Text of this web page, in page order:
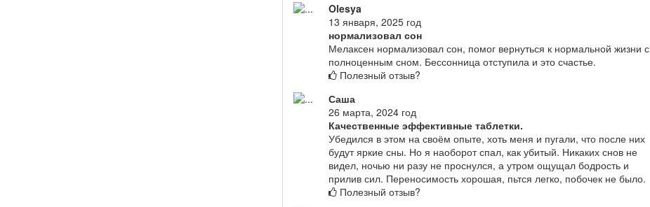
Olesya
13 января, 2025 год
нормализовал сон
Мелаксен нормализовал сон, помог вернуться к нормальной жизни с
полноценным сном. Бессонница отступила и это счастье.
Полезный отзыв?
Саша
26 марта, 2024 год
Качественные эффективные таблетки.
Убедился в этом на своём опыте, хоть меня и пугали, что после них
будут яркие сны. Но я наоборот спал, как убитый. Никаких снов не
видел, ночью ни разу не проснулся, а утром ощущал бодрость и
прилив сил. Переносимость хорошая, пьтся легко, побочек не было.
Полезный отзыв?